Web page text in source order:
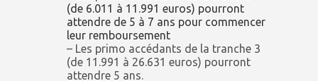
(de 6.011 à 11.991 euros) pourront
attendre de 5 à 7 ans pour commencer
leur remboursement
– Les primo accédants de la tranche 3
(de 11.991 à 26.631 euros) pourront
attendre 5 ans.